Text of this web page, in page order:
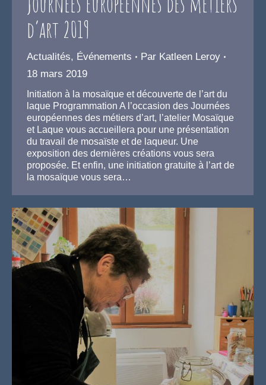
d’art 2019
Actualités, Événements Par Katleen Leroy
18 mars 2019
Initiation à la mosaïque et découverte de l’art du
laque Programmation A l’occasion des Journées
européennes des métiers d’art, l’atelier Mosaïque
et Laque vous accueillera pour une présentation
du travail de mosaïste et de laqueur. Une
exposition des dernières créations vous sera
proposée. Et enfin, une initiation gratuite à l’art de
la mosaïque vous sera…